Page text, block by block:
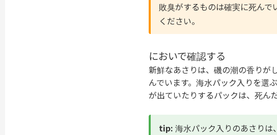
敗臭がするものは確実に死ん
ください。
においで確認する
新鮮なあさりは、磯の潮の香りが
んでいます。海水パック入りを選
が出ていたりするパックは、死ん
tip: 海水パック入りのあさり